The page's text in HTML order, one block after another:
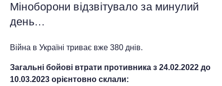
Міноборони відзвітувало за минулий
день…
Війна в Україні триває вже 380 днів.
Загальні бойові втрати противника з 24.02.2022 до
10.03.2023 орієнтовно склали: